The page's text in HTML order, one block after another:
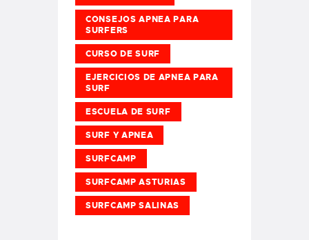
CONSEJOS APNEA PARA
SURFERS
CURSO DE SURF
EJERCICIOS DE APNEA PARA
SURF
ESCUELA DE SURF
SURF Y APNEA
SURFCAMP
SURFCAMP ASTURIAS
SURFCAMP SALINAS